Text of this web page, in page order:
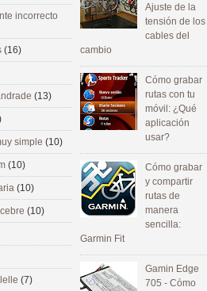
Ajuste de la
tensión de los
cables del
cambio
Cómo grabar
rutas con tu
móvil: ¿Qué
aplicación
usar?
Cómo grabar
y compartir
rutas de
manera
sencilla:
Garmin Fit
Gamin Edge
705 - Cómo
incorrecto
(16)
(13)
simple (10)
(10)
(10)
(10)
(7)